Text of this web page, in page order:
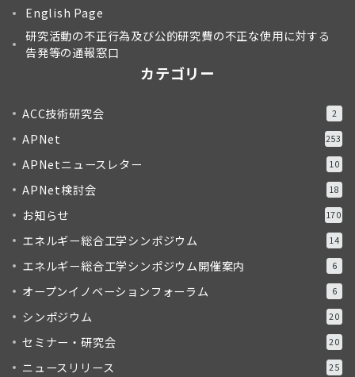
English Page
研究活動の不正行為及び公的研究費の不正な使用に対する
告発等の通報窓口
カテゴリー
ACC技術研究会 2
APNet 253
APNetニュースレター 10
APNet検討会 18
お知らせ 170
エネルギー総合工学シンポジウム 14
エネルギー総合工学シンポジウム開催案内 6
オープンイノベーションフォーラム 6
シンポジウム 20
セミナー・研究会 20
ニュースリリース 25